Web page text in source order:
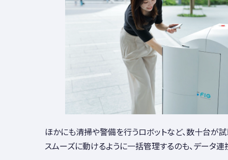
ほかにも清掃や警備を行うロボットなど、数十台が
スムーズに動けるように一括管理するのも、データ連